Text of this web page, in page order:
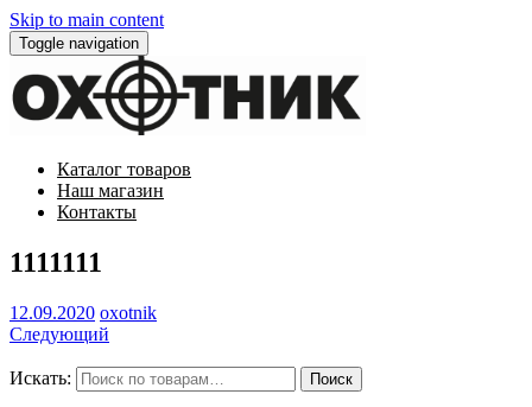
Skip to main content
Toggle navigation
Каталог товаров
Наш магазин
Контакты
1111111
12.09.2020 oxotnik
Следующий
Искать: